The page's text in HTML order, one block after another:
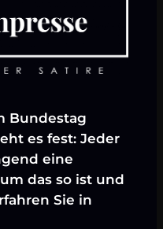
Bundestag
es fest: Jeder
eine
das so ist und
Sie in